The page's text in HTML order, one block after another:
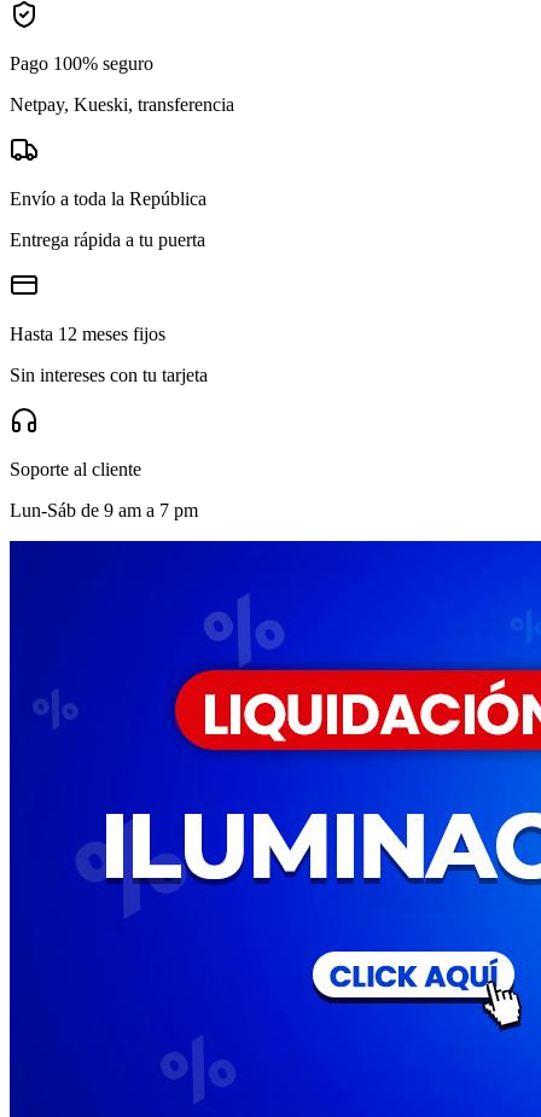
Pago 100% seguro
Netpay, Kueski, transferencia
Envío a toda la República
Entrega rápida a tu puerta
Hasta 12 meses fijos
Sin intereses con tu tarjeta
Soporte al cliente
Lun-Sáb de 9 am a 7 pm